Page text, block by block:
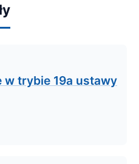
w trybie 19a ustawy